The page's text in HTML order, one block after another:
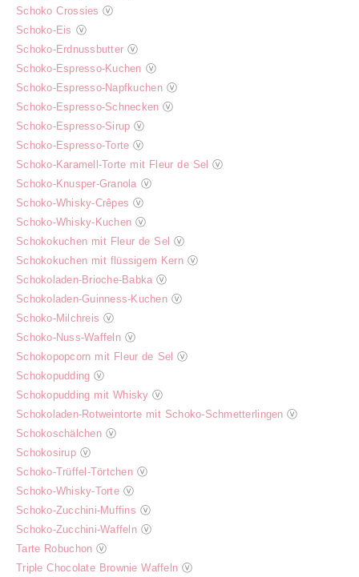
Schoko Crossies ⓥ
Schoko-Eis ⓥ
Schoko-Erdnussbutter ⓥ
Schoko-Espresso-Kuchen ⓥ
Schoko-Espresso-Napfkuchen ⓥ
Schoko-Espresso-Schnecken ⓥ
Schoko-Espresso-Sirup ⓥ
Schoko-Espresso-Torte ⓥ
Schoko-Karamell-Torte mit Fleur de Sel ⓥ
Schoko-Knusper-Granola ⓥ
Schoko-Whisky-Crêpes ⓥ
Schoko-Whisky-Kuchen ⓥ
Schokokuchen mit Fleur de Sel ⓥ
Schokokuchen mit flüssigem Kern ⓥ
Schokoladen-Brioche-Babka ⓥ
Schokoladen-Guinness-Kuchen ⓥ
Schoko-Milchreis ⓥ
Schoko-Nuss-Waffeln ⓥ
Schokopopcorn mit Fleur de Sel ⓥ
Schokopudding ⓥ
Schokopudding mit Whisky ⓥ
Schokoladen-Rotweintorte mit Schoko-Schmetterlingen ⓥ
Schokoschälchen ⓥ
Schokosirup ⓥ
Schoko-Trüffel-Törtchen ⓥ
Schoko-Whisky-Torte ⓥ
Schoko-Zucchini-Muffins ⓥ
Schoko-Zucchini-Waffeln ⓥ
Tarte Robuchon ⓥ
Triple Chocolate Brownie Waffeln ⓥ